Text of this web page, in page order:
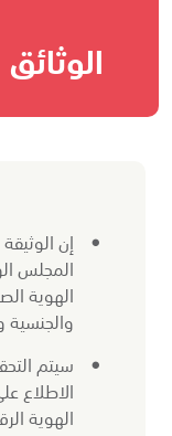
إن
الهوية
والجنسية
سيتم
الاطلاع
الهوية